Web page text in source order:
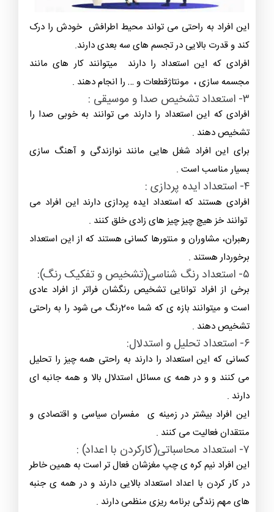
این افراد به راحتی می تواند محیط اطرافش خودش را درک
کند و قدرت بالایی در تجسم های سه بعدی دارند.
افرادی که این استعداد را دارند میتوانند کار های مانند
مجسمه سازی ، مونتاژقطعات و … را انجام دهند .
۳- استعداد تشخیص صدا و موسیقی :
افرادی که این استعداد را دارند می توانند به خوبی صدا را
تشخیص دهند .
برای این افراد شغل هایی مانند نوازندگی و آهنگ سازی
بسیار مناسب است .
۴- استعداد ایده پردازی :
افرادی هستند که استعداد ایده پردازی دارند این افراد می
توانند خز هیچ چیز چیز های زادی خلق کنند .
رهبران، مشاوران و منتورها کسانی هستند که از این استعداد
برخوردار هستند .
۵- استعداد رنگ شناسی(تشخیص و تفکیک رنگ):
برخی از افراد توانایی تشخیص رنگشان فراتر از افراد عادی
است و میتوانند بازه ی که شما 200رنگ می شود را به راحتی
تشخیص دهند .
۶- استعداد تحلیل و استدلال:
کسانی که این استعداد را دارند به راحتی همه چیز را تحلیل
می کنند و و در همه ی مسائل استدلال بالا و همه جانبه ای
دارند .
این افراد بیشتر در زمینه ی مفسران سیاسی و اقتصادی و
منتقدان فعالیت می کنند .
۷- استعداد محاسباتی(کارکردن با اعداد) :
این افراد نیم کره ی چپ مغزشان فعال تر است به همین خاطر
در کار کردن با اعداد استعداد بالایی دارند و در همه ی جنبه
های مهم زندگی برنامه ریزی منظمی دارند .